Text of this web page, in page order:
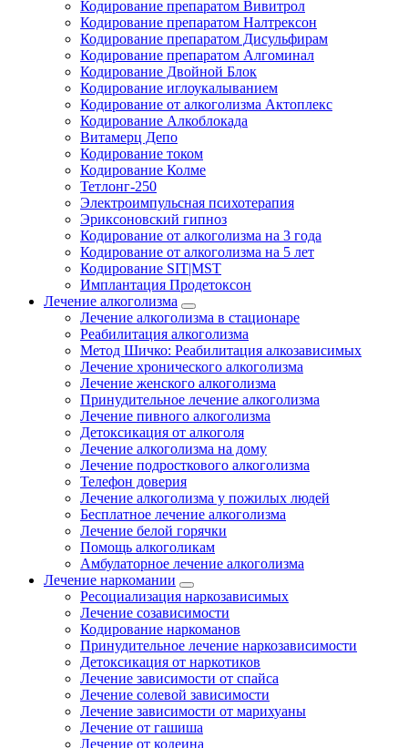
Кодирование препаратом Вивитрол
Кодирование препаратом Налтрексон
Кодирование препаратом Дисульфирам
Кодирование препаратом Алгоминал
Кодирование Двойной Блок
Кодирование иглоукалыванием
Кодирование от алкоголизма Актоплекс
Кодирование Алкоблокада
Витамерц Депо
Кодирование током
Кодирование Колме
Тетлонг-250
Электроимпульсная психотерапия
Эриксоновский гипноз
Кодирование от алкоголизма на 3 года
Кодирование от алкоголизма на 5 лет
Кодирование SIT|MST
Имплантация Продетоксон
Лечение алкоголизма
Лечение алкоголизма в стационаре
Реабилитация алкоголизма
Метод Шичко: Реабилитация алкозависимых
Лечение хронического алкоголизма
Лечение женского алкоголизма
Принудительное лечение алкоголизма
Лечение пивного алкоголизма
Детоксикация от алкоголя
Лечение алкоголизма на дому
Лечение подросткового алкоголизма
Телефон доверия
Лечение алкоголизма у пожилых людей
Бесплатное лечение алкоголизма
Лечение белой горячки
Помощь алкоголикам
Амбулаторное лечение алкоголизма
Лечение наркомании
Ресоциализация наркозависимых
Лечение созависимости
Кодирование наркоманов
Принудительное лечение наркозависимости
Детоксикация от наркотиков
Лечение зависимости от спайса
Лечение солевой зависимости
Лечение зависимости от марихуаны
Лечение от гашиша
Лечение от кодеина